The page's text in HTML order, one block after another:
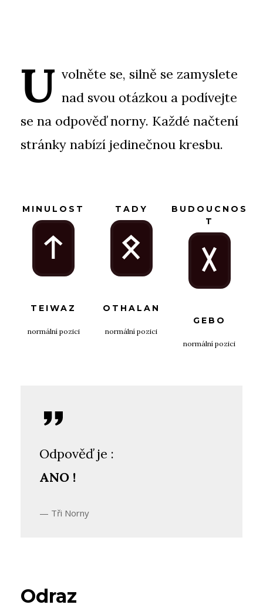
U volněte se, silně se zamyslete
nad svou otázkou a podívejte
se na odpověď norny. Každé načtení
stránky nabízí jedinečnou kresbu.
MINULOST
t
TEIWAZ
normální pozici
TADY
O
OTHALAN
normální pozici
BUDOUCNOS
T
G
GEBO
normální pozici
Odpověď je :
ANO !
Tři Norny
Odraz